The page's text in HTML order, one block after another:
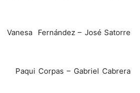
Fernández – José Satorre
Corpas – Gabriel Cabrera